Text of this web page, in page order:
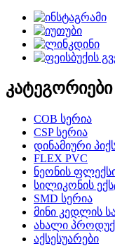
კატეგორიები
COB სერია
CSP სერია
დინამიური
FLEX PVC
ნეონის
სილიკონის
SMD სერია
მინი კედლის
ახალი
აქსესუარები